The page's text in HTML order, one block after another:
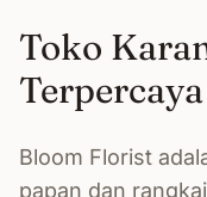
Toko
Terpercaya
Bloom Florist
papan dan